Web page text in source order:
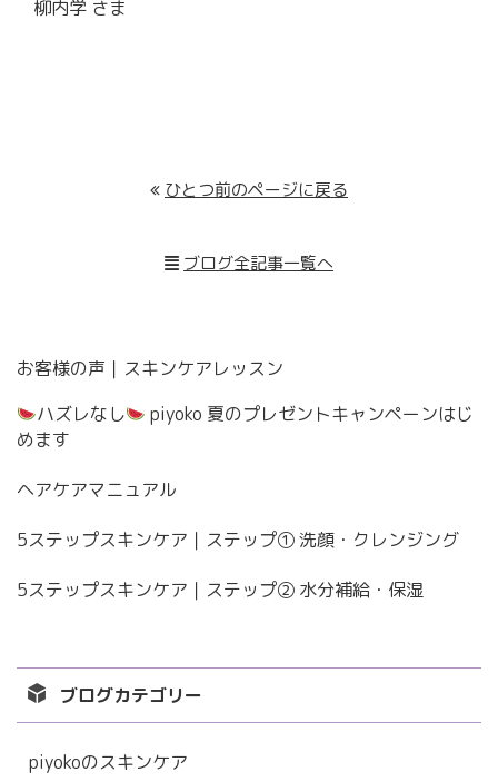
柳内学 さま
ひとつ前のページに戻る
ブログ全記事一覧へ
お客様の声｜スキンケアレッスン
ハズレなし
piyoko 夏のプレゼントキャンペーンはじ
めます
ヘアケアマニュアル
5ステップスキンケア｜ステップ① 洗顔・クレンジング
5ステップスキンケア｜ステップ② 水分補給・保湿
ブログカテゴリー
piyokoのスキンケア